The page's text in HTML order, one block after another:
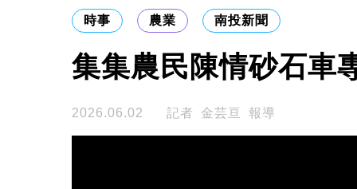
時事 農業 南投新聞
集集農民陳情砂石車
2026.06.02 記者 金芸亘 報導